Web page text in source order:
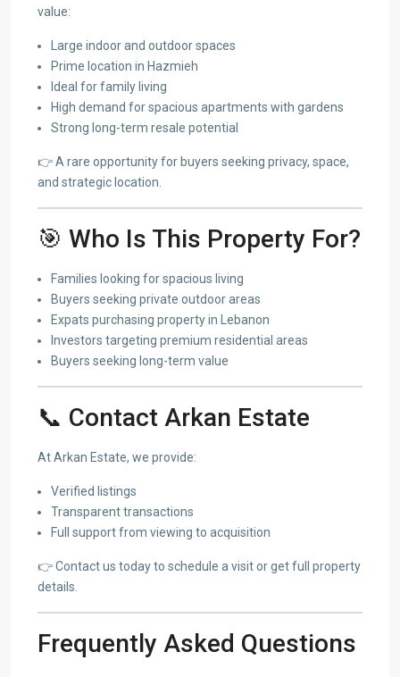
value:
Large indoor and outdoor spaces
Prime location in Hazmieh
Ideal for family living
High demand for spacious apartments with gardens
Strong long-term resale potential
👉 A rare opportunity for buyers seeking privacy, space,
and strategic location.
🎯 Who Is This Property For?
Families looking for spacious living
Buyers seeking private outdoor areas
Expats purchasing property in Lebanon
Investors targeting premium residential areas
Buyers seeking long-term value
📞 Contact Arkan Estate
At Arkan Estate, we provide:
Verified listings
Transparent transactions
Full support from viewing to acquisition
👉 Contact us today to schedule a visit or get full property
details.
Frequently Asked Questions